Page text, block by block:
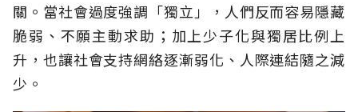
關。當社會過度強調「獨立」，人們反而容易隱藏
脆弱、不願主動求助；加上少子化與獨居比例上
升，也讓社會支持網絡逐漸弱化、人際連結隨之減
少。